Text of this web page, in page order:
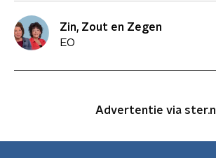
Zin, Zout en Zegen
EO
Advertentie via ster.nl